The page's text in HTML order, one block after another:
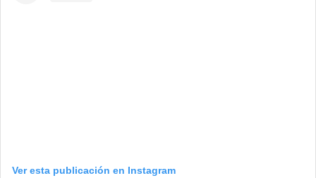
Ver esta publicación en Instagram